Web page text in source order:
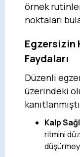
örnek
noktaları
Egzersizin
Faydaları
Düzenli
üzerindeki
Kalp
ritmini